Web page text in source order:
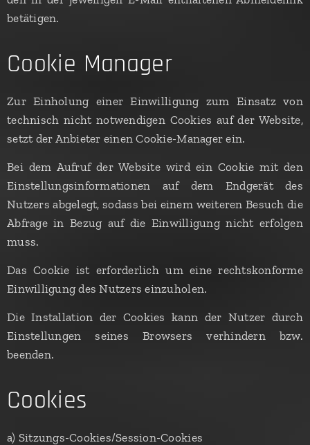
betätigen.
Cookie Manager
Zur Einholung einer Einwilligung zum Einsatz von
technisch nicht notwendigen Cookies auf der Website,
setzt der Anbieter einen Cookie-Manager ein.
Bei dem Aufruf der Website wird ein Cookie mit den
Einstellungsinformationen auf dem Endgerät des
Nutzers abgelegt, sodass bei einem weiteren Besuch die
Abfrage in Bezug auf die Einwilligung nicht erfolgen
muss.
Das Cookie ist erforderlich um eine rechtskonforme
Einwilligung des Nutzers einzuholen.
Die Installation der Cookies kann der Nutzer durch
Einstellungen seines Browsers verhindern bzw.
beenden.
Cookies
a) Sitzungs-Cookies/Session-Cookies